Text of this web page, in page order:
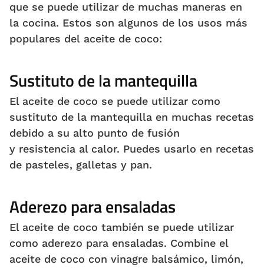
que se puede utilizar de muchas maneras en
la cocina. Estos son algunos de los usos más
populares del aceite de coco:
Sustituto de la mantequilla
El aceite de coco se puede utilizar como
sustituto de la mantequilla en muchas recetas
debido a su alto punto de fusión
y resistencia al calor. Puedes usarlo en recetas
de pasteles, galletas y pan.
Aderezo para ensaladas
El aceite de coco también se puede utilizar
como aderezo para ensaladas. Combine el
aceite de coco con vinagre balsámico, limón,